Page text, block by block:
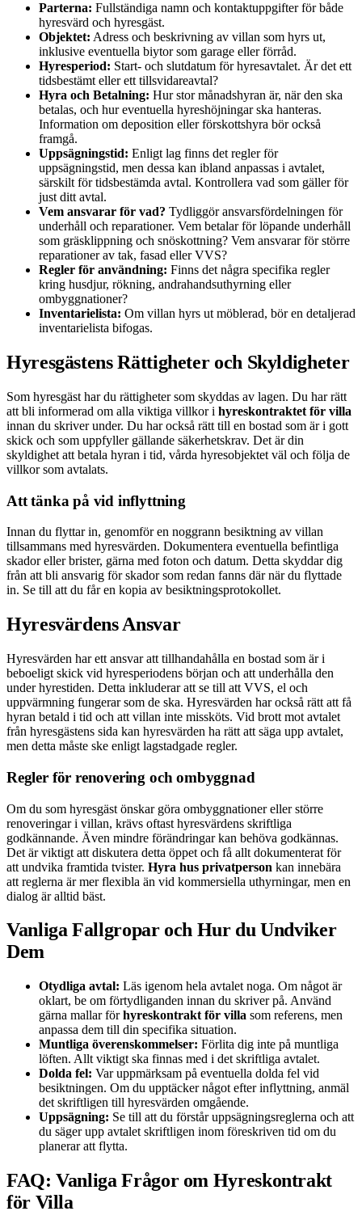
Parterna: Fullständiga namn och kontaktuppgifter för både
hyresvärd och hyresgäst.
Objektet: Adress och beskrivning av villan som hyrs ut,
inklusive eventuella biytor som garage eller förråd.
Hyresperiod: Start- och slutdatum för hyresavtalet. Är det ett
tidsbestämt eller ett tillsvidareavtal?
Hyra och Betalning: Hur stor månadshyran är, när den ska
betalas, och hur eventuella hyreshöjningar ska hanteras.
Information om deposition eller förskottshyra bör också
framgå.
Uppsägningstid: Enligt lag finns det regler för
uppsägningstid, men dessa kan ibland anpassas i avtalet,
särskilt för tidsbestämda avtal. Kontrollera vad som gäller för
just ditt avtal.
Vem ansvarar för vad? Tydliggör ansvarsfördelningen för
underhåll och reparationer. Vem betalar för löpande underhåll
som gräsklippning och snöskottning? Vem ansvarar för större
reparationer av tak, fasad eller VVS?
Regler för användning: Finns det några specifika regler
kring husdjur, rökning, andrahandsuthyrning eller
ombyggnationer?
Inventarielista: Om villan hyrs ut möblerad, bör en detaljerad
inventarielista bifogas.
Hyresgästens Rättigheter och Skyldigheter
Som hyresgäst har du rättigheter som skyddas av lagen. Du har rätt
att bli informerad om alla viktiga villkor i hyreskontraktet för villa
innan du skriver under. Du har också rätt till en bostad som är i gott
skick och som uppfyller gällande säkerhetskrav. Det är din
skyldighet att betala hyran i tid, vårda hyresobjektet väl och följa de
villkor som avtalats.
Att tänka på vid inflyttning
Innan du flyttar in, genomför en noggrann besiktning av villan
tillsammans med hyresvärden. Dokumentera eventuella befintliga
skador eller brister, gärna med foton och datum. Detta skyddar dig
från att bli ansvarig för skador som redan fanns där när du flyttade
in. Se till att du får en kopia av besiktningsprotokollet.
Hyresvärdens Ansvar
Hyresvärden har ett ansvar att tillhandahålla en bostad som är i
beboeligt skick vid hyresperiodens början och att underhålla den
under hyrestiden. Detta inkluderar att se till att VVS, el och
uppvärmning fungerar som de ska. Hyresvärden har också rätt att få
hyran betald i tid och att villan inte missköts. Vid brott mot avtalet
från hyresgästens sida kan hyresvärden ha rätt att säga upp avtalet,
men detta måste ske enligt lagstadgade regler.
Regler för renovering och ombyggnad
Om du som hyresgäst önskar göra ombyggnationer eller större
renoveringar i villan, krävs oftast hyresvärdens skriftliga
godkännande. Även mindre förändringar kan behöva godkännas.
Det är viktigt att diskutera detta öppet och få allt dokumenterat för
att undvika framtida tvister. Hyra hus privatperson kan innebära
att reglerna är mer flexibla än vid kommersiella uthyrningar, men en
dialog är alltid bäst.
Vanliga Fallgropar och Hur du Undviker
Dem
Otydliga avtal: Läs igenom hela avtalet noga. Om något är
oklart, be om förtydliganden innan du skriver på. Använd
gärna mallar förhyreskontrakt för villa som referens, men
anpassa dem till din specifika situation.
Muntliga överenskommelser: Förlita dig inte på muntliga
löften. Allt viktigt ska finnas med i det skriftliga avtalet.
Dolda fel: Var uppmärksam på eventuella dolda fel vid
besiktningen. Om du upptäcker något efter inflyttning, anmäl
det skriftligen till hyresvärden omgående.
Uppsägning: Se till att du förstår uppsägningsreglerna och att
du säger upp avtalet skriftligen inom föreskriven tid om du
planerar att flytta.
FAQ: Vanliga Frågor om Hyreskontrakt
för Villa